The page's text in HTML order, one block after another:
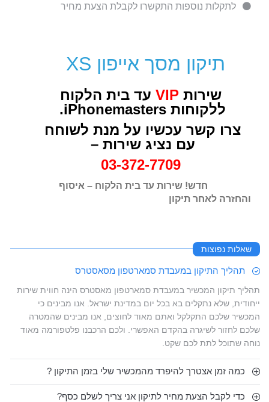
לתקלות נוספות התקשרו לקבלת הצעת מחיר
תיקון מסך אייפון XS
שירותVIP עד בית הלקוח
ללקוחות iPhonemasters.
צרו קשר עכשיו על מנת לשוחח
עם נציג שירות –
03-372-7709
חדש! שירות עד בית הלקוח – איסוף
והחזרה לאחר תיקון
שאלות נפוצות
תהליך התיקון במעבדת סמארטפון מסאסטרס
תהליך תיקון המכשיר במעבדת סמארטפון מאסטרס הינה חווית שירות
ייחודית, שלא נתקלים בא בכל יום במדינת ישראל. אנו מבינים כי
המכשיר שלכם התקלקל ואתם מאוד לחוצים, אנו מבינים שהמטרה
שלכם לחזור לשיגרה בהקדם האפשרי. ולכם הרכבנו פלטפורמה מאוד
נוחה שתוכל לתת לכם שקט.
כמה זמן אצטרך להיפרד מהמכשיר שלי בזמן התיקון ?
כדי לקבל הצעת מחיר לתיקון אני צריך לשלם כסף?